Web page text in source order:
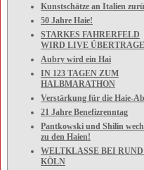
Kunstschätze an Italien
50 Jahre Haie!
STARKES FAHRERFELD
WIRD LIVE
Aubry wird ein Hai
IN 123 TAGEN ZUM
HALBMARATHON
Verstärkung für die Haie-
21 Jahre Benefizrenntag
Pantkowski und Shilin
zu den Haien!
WELTKLASSE BEI
KÖLN